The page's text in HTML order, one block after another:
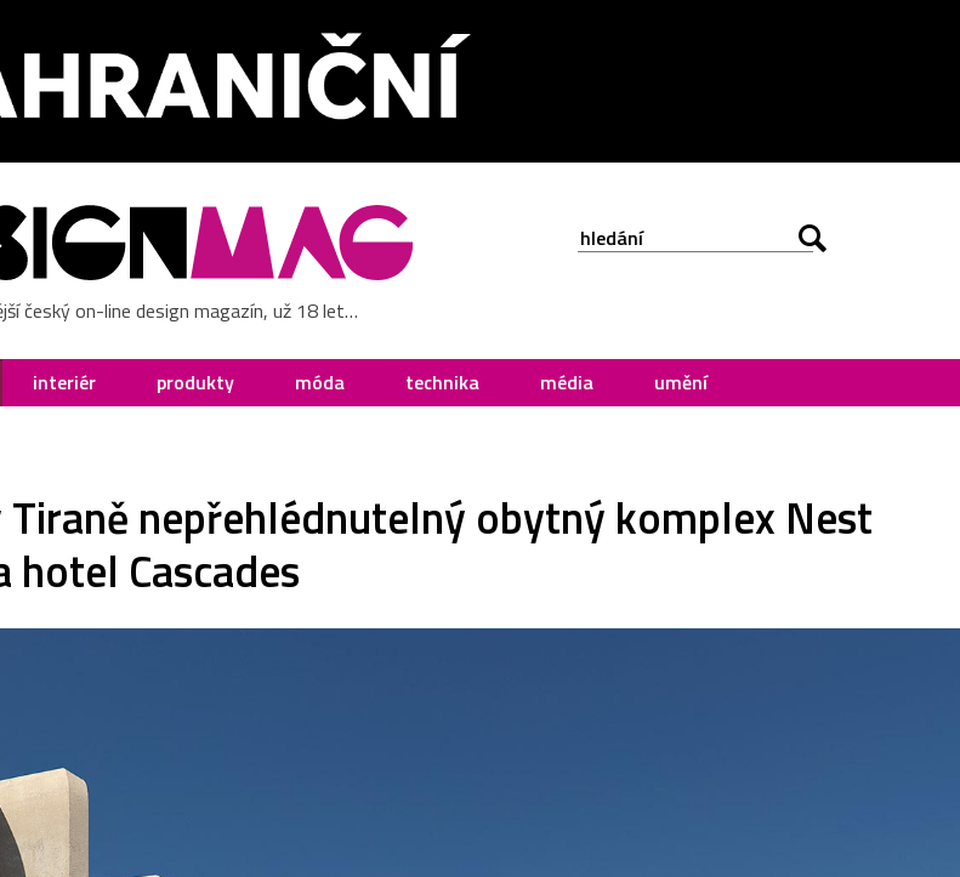
český on-line design magazín, už 18 let…
interiér produkty móda technika média umění
nepřehlédnutelný obytný komplex Nest
hotel Cascades